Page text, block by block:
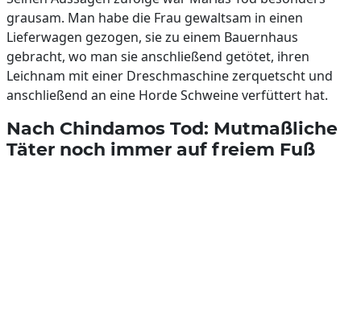
grausam. Man habe die Frau gewaltsam in einen
Lieferwagen gezogen, sie zu einem Bauernhaus
gebracht, wo man sie anschließend getötet, ihren
Leichnam mit einer Dreschmaschine zerquetscht und
anschließend an eine Horde Schweine verfüttert hat.
Nach Chindamos Tod: Mutmaßliche
Täter noch immer auf freiem Fuß